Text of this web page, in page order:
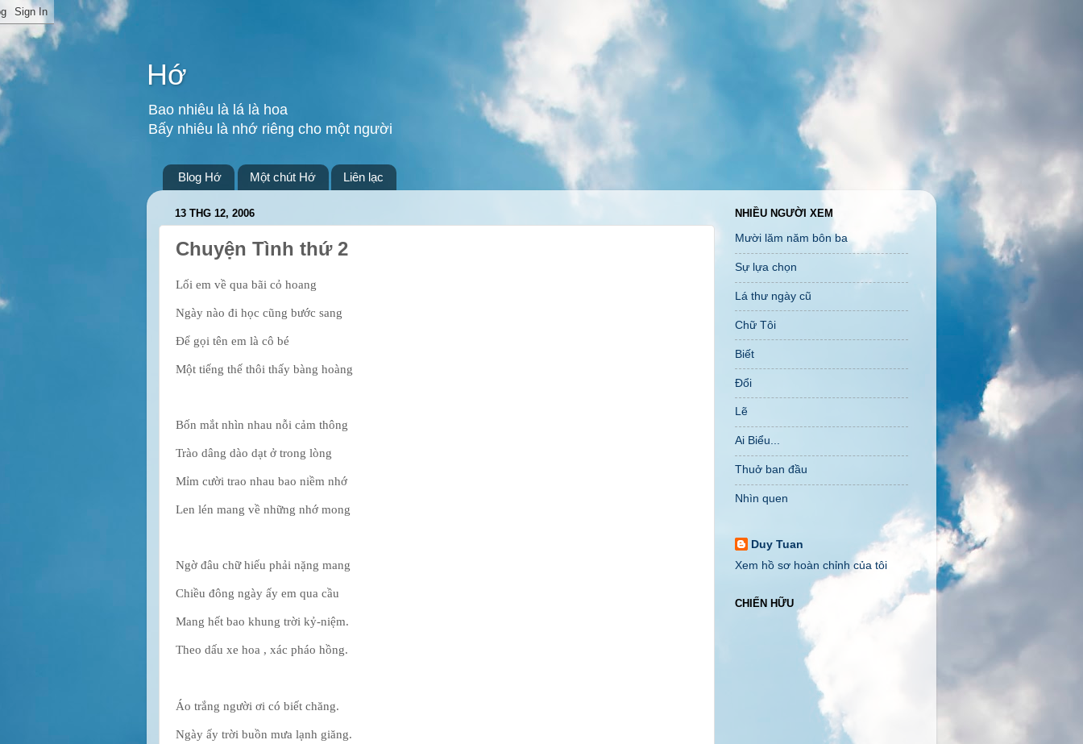
Hớ
Bao nhiêu là lá là hoa
Bấy nhiêu là nhớ riêng cho một người
Blog Hớ Một chút Hớ Liên lạc
13 THG 12, 2006
Chuyện Tình thứ 2
Lối em về qua bãi cỏ hoang
Ngày nào đi học cũng bước sang
Để gọi tên em là cô bé
Một tiếng thế thôi thấy bàng hoàng
Bốn mắt nhìn nhau nỗi cảm thông
Trào dâng dào dạt ở trong lòng
Mỉm cười trao nhau bao niềm nhớ
Len lén mang về những nhớ mong
Ngờ đâu chữ hiếu phải nặng mang
Chiều đông ngày ấy em qua cầu
Mang hết bao khung trời kỷ-niệm.
Theo dấu xe hoa , xác pháo hồng.
Áo trắng người ơi có biết chăng.
Ngày ấy trời buồn mưa lạnh giăng.
NHIỀU NGƯỜI XEM
Mười lăm năm bôn ba
Sự lựa chọn
Lá thư ngày cũ
Chữ Tôi
Biết
Đổi
Lẽ
Ai Biểu...
Thuở ban đầu
Nhìn quen
Duy Tuan
Xem hồ sơ hoàn chỉnh của tôi
CHIẾN HỮU